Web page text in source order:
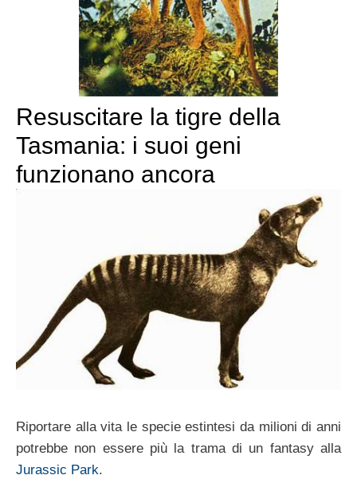
Resuscitare la tigre della
Tasmania: i suoi geni
funzionano ancora
Riportare alla vita le specie estintesi da milioni di anni
potrebbe non essere più la trama di un fantasy alla
Jurassic Park.